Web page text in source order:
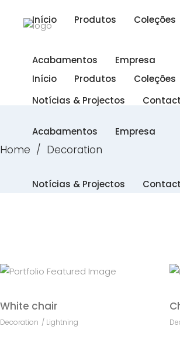
Início Produtos Coleções
Acabamentos Empresa
Notícias & Projectos
Início Produtos Coleções
Acabamentos Empresa
Notícias & Projectos
Home / Decoration
White chair
Decoration Lightning